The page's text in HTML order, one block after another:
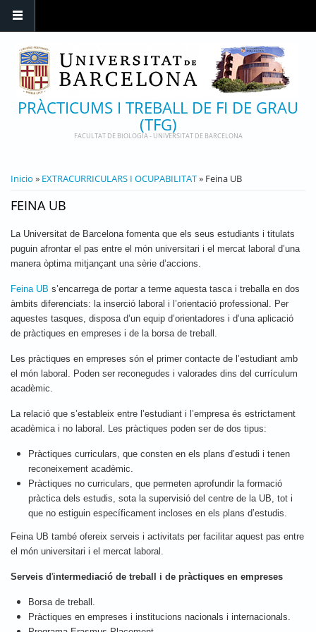
PRÀCTICUMS I TREBALL DE FI DE GRAU
(TFG)
FACULTAT DE BIOLOGIA - UNIVERSITAT DE BARCELONA
USTED ESTÁ AQUÍ
Inicio » EXTRACURRICULARS I OCUPABILITAT» Feina UB
FEINA UB
La Universitat de Barcelona fomenta que els seus estudiants i titulats
puguin afrontar el pas entre el món universitari i el mercat laboral d’una
manera òptima mitjançant una sèrie d’accions.
Feina UB s’encarrega de portar a terme aquesta tasca i treballa en dos
àmbits diferenciats: la inserció laboral i l’orientació professional. Per
aquestes tasques, disposa d’un equip d’orientadores i d’una aplicació
de pràctiques en empreses i de la borsa de treball.
Les pràctiques en empreses són el primer contacte de l’estudiant amb
el món laboral. Poden ser reconegudes i valorades dins del currículum
acadèmic.
La relació que s’estableix entre l’estudiant i l’empresa és estrictament
acadèmica i no laboral. Les pràctiques poden ser de dos tipus:
Pràctiques curriculars, que consten en els plans d’estudi i tenen
reconeixement acadèmic.
Pràctiques no curriculars, que permeten aprofundir la formació
pràctica dels estudis, sota la supervisió del centre de la UB, tot i
que no estiguin específicament incloses en els plans d’estudis.
Feina UB també ofereix serveis i activitats per facilitar aquest pas entre
el món universitari i el mercat laboral.
Serveis d'intermediació de treball i de pràctiques en empreses
Borsa de treball.
Pràctiques en empreses i institucions nacionals i internacionals.